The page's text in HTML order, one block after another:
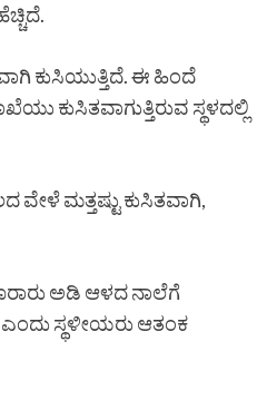
ಕುಸಿಯುತ್ತಿದೆ. ಈ ಹಿಂದೆ
ಕುಸಿತವಾಗುತ್ತಿರುವ ಸ್ಥಳದಲ್ಲಿ
ಮತ್ತಷ್ಟು ಕುಸಿತವಾಗಿ,
ಅಡಿ ಆಳದ ನಾಲೆಗೆ
ಸ್ಥಳೀಯರು ಆತಂಕ